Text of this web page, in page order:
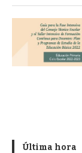
Última hora